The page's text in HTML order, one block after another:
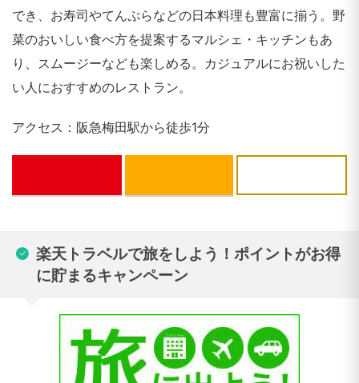
でき、お寿司やてんぷらなどの日本料理も豊富に揃う。野
菜のおいしい食べ方を提案するマルシェ・キッチンもあ
り、スムージーなども楽しめる。カジュアルにお祝いした
い人におすすめのレストラン。
アクセス：阪急梅田駅から徒歩1分
楽天トラベルで旅をしよう！ポイントがお得
に貯まるキャンペーン